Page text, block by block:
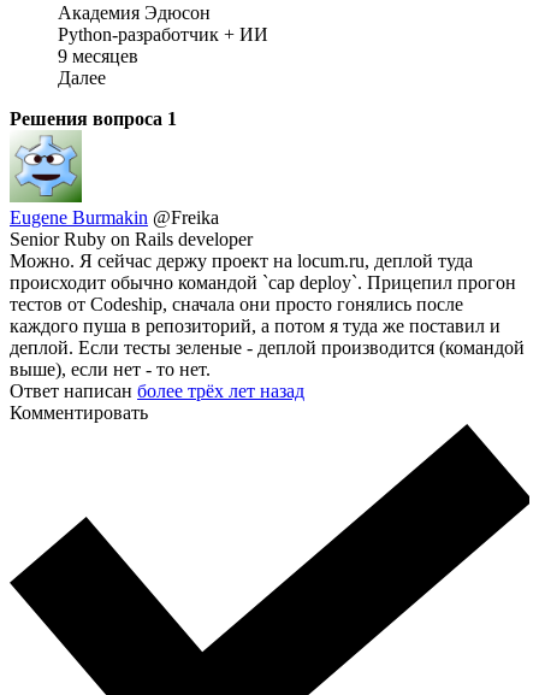
Академия Эдюсон
Python-разработчик + ИИ
9 месяцев
Далее
Решения вопроса 1
Eugene Burmakin @Freika
Senior Ruby on Rails developer
Можно. Я сейчас держу проект на locum.ru, деплой туда
происходит обычно командой `cap deploy`. Прицепил прогон
тестов от Codeship, сначала они просто гонялись после
каждого пуша в репозиторий, а потом я туда же поставил и
деплой. Если тесты зеленые - деплой производится (командой
выше), если нет - то нет.
Ответ написан более трёх лет назад
Комментировать